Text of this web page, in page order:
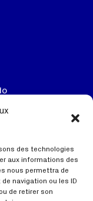
des technologies
aux informations des
nous permettra de
navigation ou les ID
de retirer son